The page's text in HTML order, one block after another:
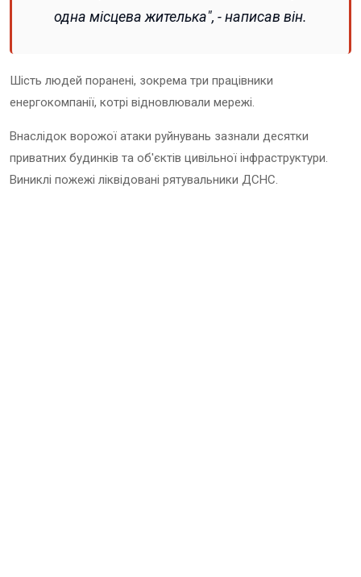
одна місцева жителька", - написав він.
Шість людей поранені, зокрема три працівники
енергокомпанії, котрі відновлювали мережі.
Внаслідок ворожої атаки руйнувань зазнали десятки
приватних будинків та об'єктів цивільної інфраструктури.
Виниклі пожежі ліквідовані рятувальники ДСНС.